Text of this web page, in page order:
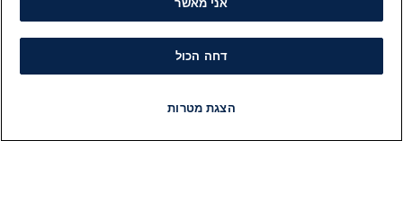
אני מאשר
דחה הכול
הצגת מטרות